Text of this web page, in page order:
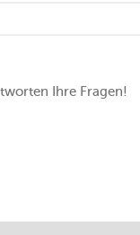
Ihre Fragen!